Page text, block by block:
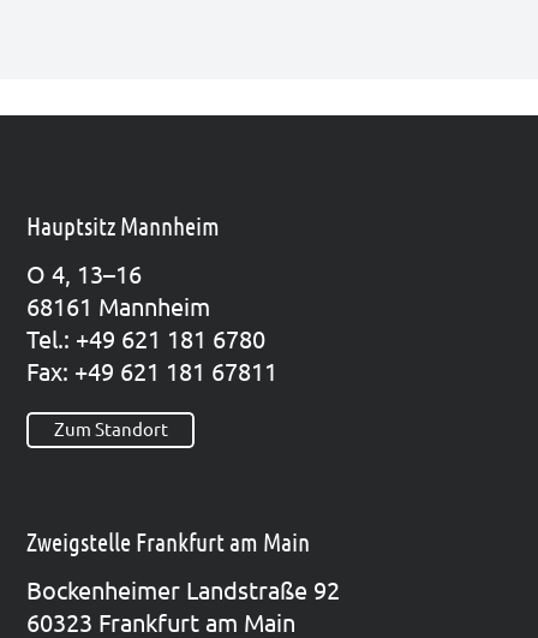
Hauptsitz Mannheim
O 4, 13–16
68161 Mann­heim
Tel.: +49 621 181 6780
Fax: +49 621 181 67811
Zum Standort
Zweigstelle Frankfurt am Main
Bocken­hei­mer Land­stra­ße 92
60323 Frank­furt am Main